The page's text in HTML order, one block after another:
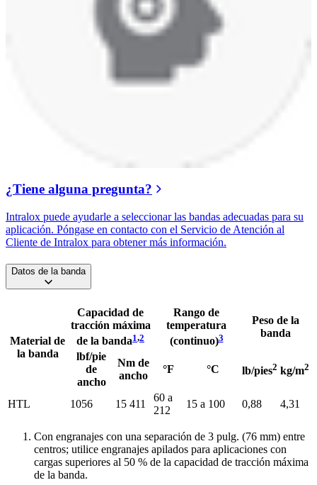
¿Tiene alguna pregunta?
Intralox puede ayudarle a seleccionar las bandas adecuadas para su
aplicación. Póngase en contacto con el Servicio de Atención al
Cliente de Intralox para obtener más información.
Datos de la banda
Material de
la banda
Capacidad de
tracción máxima
de la banda1,2
Rango de
temperatura
(continuo)3
Peso de la
banda
lbf/pie
de
ancho
Nm de
ancho
°F °C lb/pies2 kg/m2
HTL 1056 15 411
60 a
212
15 a 100 0,88 4,31
Con engranajes con una separación de 3 pulg. (76 mm) entre
centros; utilice engranajes apilados para aplicaciones con
cargas superiores al 50 % de la capacidad de tracción máxima
de la banda.